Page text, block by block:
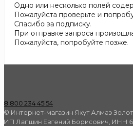
Одно или несколько полей
Пожалуйста проверьте и
Спасибо за подписку.
При отправке запроса
Пожалуйста, попробуйте позже.
8 800 234 45 54
© Интернет-магазин Якут Алмаз
ИП Лапшин Евгений Борисович, ИНН